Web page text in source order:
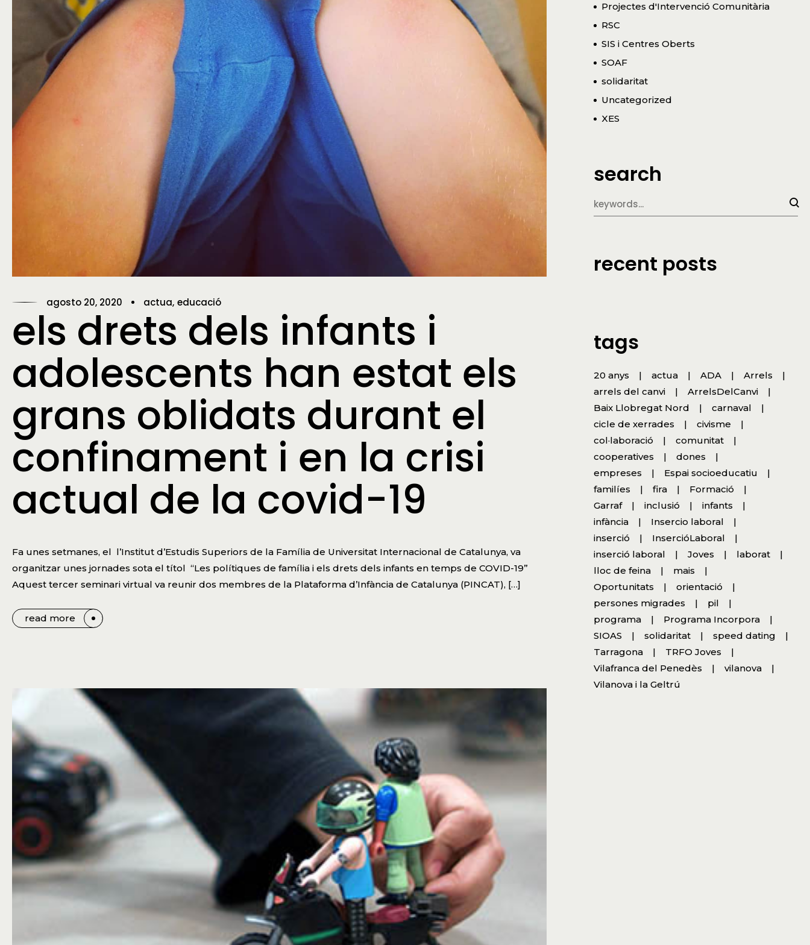
agosto 20, 2020 actua educació
els drets dels infants i
adolescents han estat els
grans oblidats durant el
confinament i en la crisi
actual de la covid-19
Fa unes setmanes, el l’Institut d’Estudis Superiors de la Família de Universitat Internacional de Catalunya, va
organitzar unes jornades sota el títol “Les polítiques de família i els drets dels infants en temps de COVID-19”
Aquest tercer seminari virtual va reunir dos membres de la Plataforma d’Infància de Catalunya (PINCAT), […]
read more
Projectes d'Intervenció Comunitària
RSC
SIS i Centres Oberts
SOAF
solidaritat
Uncategorized
XES
search
recent posts
tags
20 anys actua ADA
Arrels
arrels del canvi
ArrelsDelCanvi
Baix Llobregat Nord
carnaval
cicle de xerrades
civisme
col·laboració
comunitat
cooperatives
dones
empreses
Espai socioeducatiu
familíes
fira
Formació
Garraf
inclusió
infants
infància
Insercio laboral
inserció
InsercióLaboral
inserció laboral
Joves
laborat
lloc de feina
mais
Oportunitats
orientació
persones migrades
pil
programa
Programa Incorpora
SIOAS
solidaritat
speed dating
Tarragona
TRFO Joves
Vilafranca del Penedès
vilanova
Vilanova i la Geltrú